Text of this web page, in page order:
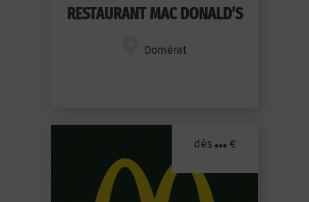
RESTAURANT MAC DONALD’S
Domérat
dès ... €